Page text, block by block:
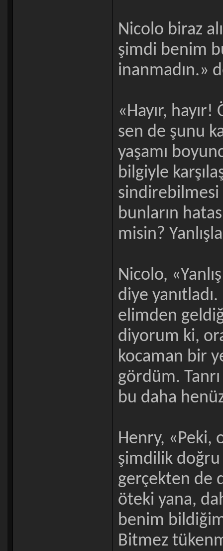
Nicolo biraz
şimdi benim
inanmadın.»
«Hayır,
sen de şunu
yaşamı
bilgiyle
sindirebilmesi
bunların
misin?
Nicolo,
diye
elimden
diyorum ki,
kocaman bir
gördüm.
bu daha
Henry, «Peki,
şimdilik
gerçekten de
öteki yana,
benim
Bitmez